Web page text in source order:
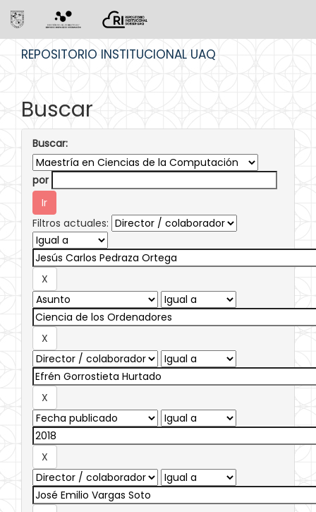
REPOSITORIO INSTITUCIONAL UAQ
Buscar
Buscar:
por
Filtros actuales: